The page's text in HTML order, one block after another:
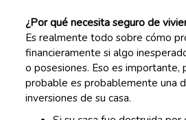
¿Por qué necesita seguro de
Es realmente todo sobre cómo
financieramente si algo
o posesiones. Eso es importante,
probable es probablemente una
inversiones de su casa.